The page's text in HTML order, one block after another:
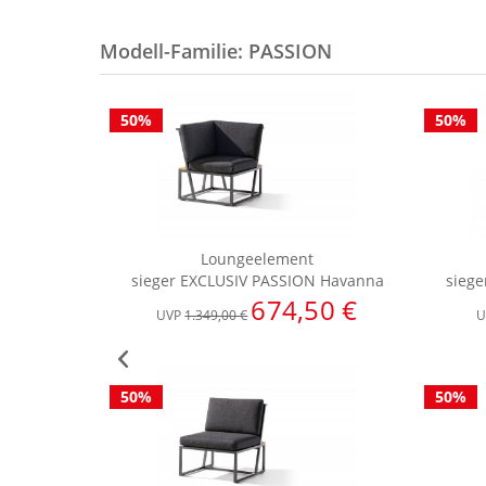
Modell-Familie: PASSION
50%
Loungeelement
sieger EXCLUSIV PASSION Havanna
UVP1.349,00 € 674,50 €
50%
50%
50%